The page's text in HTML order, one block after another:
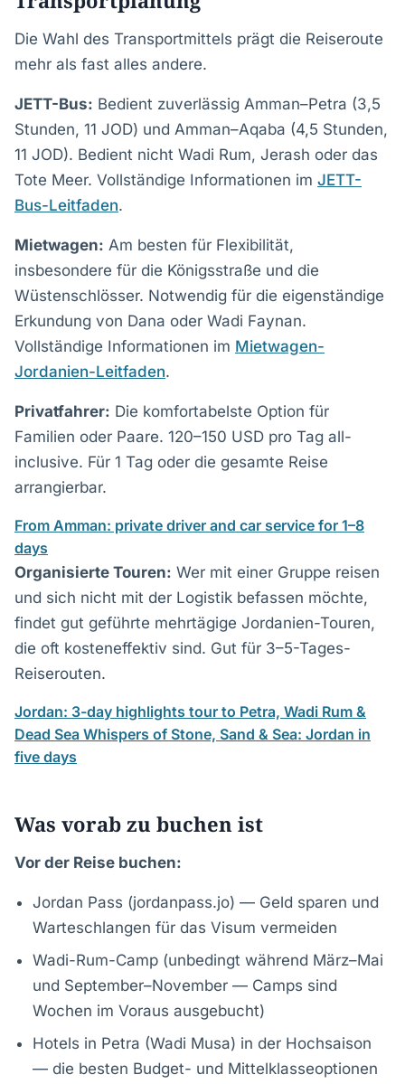
Die Wahl des Transportmittels prägt die Reiseroute
mehr als fast alles andere.
JETT-Bus: Bedient zuverlässig Amman–Petra (3,5
Stunden, 11 JOD) und Amman–Aqaba (4,5 Stunden,
11 JOD). Bedient nicht Wadi Rum, Jerash oder das
Tote Meer. Vollständige Informationen im JETT-
Bus-Leitfaden.
Mietwagen: Am besten für Flexibilität,
insbesondere für die Königsstraße und die
Wüstenschlösser. Notwendig für die eigenständige
Erkundung von Dana oder Wadi Faynan.
Vollständige Informationen im Mietwagen-
Jordanien-Leitfaden.
Privatfahrer: Die komfortabelste Option für
Familien oder Paare. 120–150 USD pro Tag all-
inclusive. Für 1 Tag oder die gesamte Reise
arrangierbar.
From Amman: private driver and car service for 1–8
days
Organisierte Touren: Wer mit einer Gruppe reisen
und sich nicht mit der Logistik befassen möchte,
findet gut geführte mehrtägige Jordanien-Touren,
die oft kosteneffektiv sind. Gut für 3–5-Tages-
Reiserouten.
Jordan: 3-day highlights tour to Petra, Wadi Rum &
Dead Sea Whispers of Stone, Sand & Sea: Jordan in
five days
Was vorab zu buchen ist
Vor der Reise buchen:
Jordan Pass (jordanpass.jo) — Geld sparen und
Warteschlangen für das Visum vermeiden
Wadi-Rum-Camp (unbedingt während März–Mai
und September–November — Camps sind
Wochen im Voraus ausgebucht)
Hotels in Petra (Wadi Musa) in der Hochsaison
— die besten Budget- und Mittelklasseoptionen